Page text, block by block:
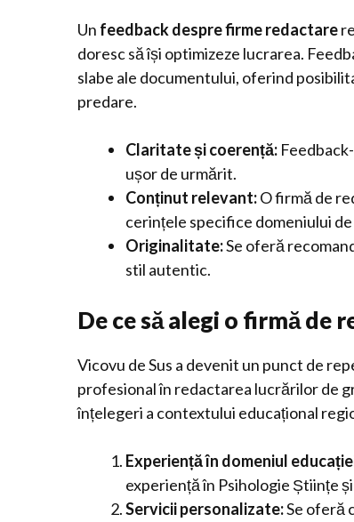
Un feedback despre firme redactare
doresc să își optimizeze lucrarea.
slabe ale documentului, oferind
predare.
Claritate și coerență:
ușor de urmărit.
Conținut relevant:O firmă de
cerințele specifice domeniului
Originalitate:Se oferă
stil autentic.
De ce să alegi o firmă de
Vicovu de Sus a devenit un punct de
profesional în redactarea lucrărilor de
înțelegeri a contextului educațional
Experiență în domeniul
experiență în Psihologie Științe
Servicii personalizate:Se oferă